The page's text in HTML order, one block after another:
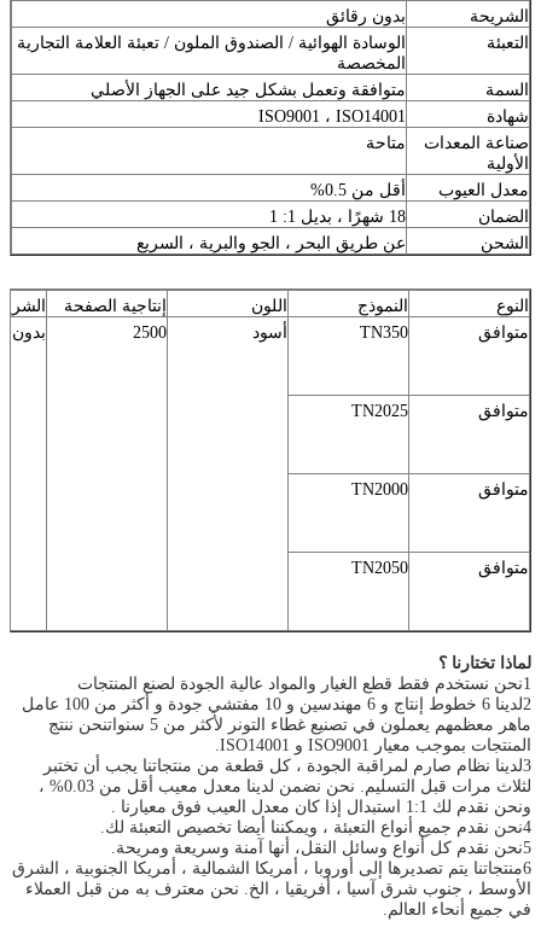
الشريحة
بدون رقائق
التعبئة
الوسادة الهوائية / الصندوق الملون / تعبئة العلامة التجارية
المخصصة
السمة
متوافقة وتعمل بشكل جيد على الجهاز الأصلي
شهادة
ISO9001 ، ISO14001
صناعة المعدات
الأولية
متاحة
معدل العيوب
أقل من 0.5%
الضمان
18 شهرًا ، بديل 1: 1
الشحن
عن طريق البحر ، الجو والبرية ، السريع
النوع النموذج اللون إنتاجية الصفحة
متوافق
TN350 أسود 2500 بدون
متوافق TN2025
متوافق TN2000
متوافق TN2050
لماذا تختارنا ؟
1نحن نستخدم فقط قطع الغيار والمواد عالية الجودة لصنع المنتجات
2لدينا 6 خطوط إنتاج و 6 مهندسين و 10 مفتشي جودة و أكثر من 100 عامل
ماهر معظمهم يعملون في تصنيع غطاء التونر لأكثر من 5 سنواتنحن ننتج
المنتجات بموجب معيار ISO9001 و ISO14001.
3لدينا نظام صارم لمراقبة الجودة ، كل قطعة من منتجاتنا يجب أن تختبر
لثلاث مرات قبل التسليم. نحن نضمن لدينا معدل معيب أقل من 0.03% ،
ونحن نقدم لك 1:1 استبدال إذا كان معدل العيب فوق معيارنا .
4نحن نقدم جميع أنواع التعبئة ، ويمكننا أيضا تخصيص التعبئة لك.
5نحن نقدم كل أنواع وسائل النقل، أنها آمنة وسريعة ومريحة.
6منتجاتنا يتم تصديرها إلى أوروبا ، أمريكا الشمالية ، أمريكا الجنوبية ، الشرق
الأوسط ، جنوب شرق آسيا ، أفريقيا ، الخ. نحن معترف به من قبل العملاء
في جميع أنحاء العالم.